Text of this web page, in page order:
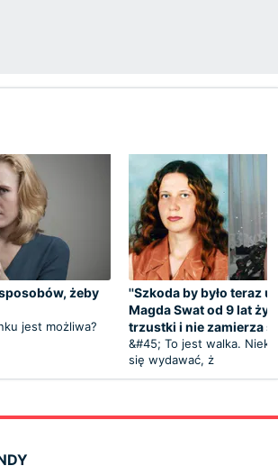
żeby
jest możliwa?
''Szkoda by było teraz
Magda Swat od 9 lat
trzustki i nie zamierza
&#45; To jest walka.
się wydawać, ż